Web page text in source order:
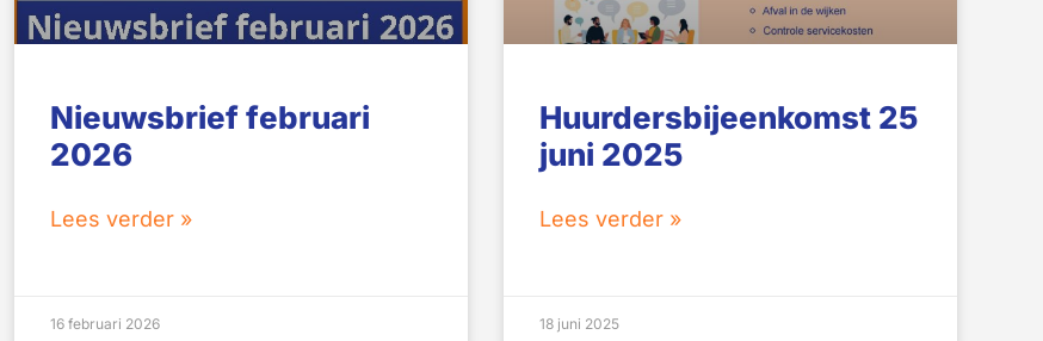
Nieuwsbrief februari
2026
Lees verder »
16 februari 2026
Huurdersbijeenkomst 25
juni 2025
Lees verder »
18 juni 2025